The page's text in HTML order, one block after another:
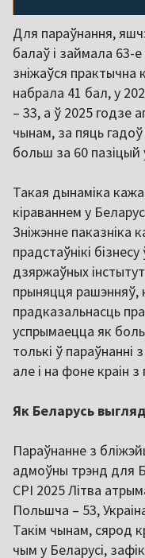
Для параўнання,
балаў і займала 63-
зніжаўся практычна
набрала 41 бал, у
– 33, а ў 2025 годзе
чынам, за пяць гадоў
больш за 60 пазіцый
Такая дынаміка
кіраваннем у
Зніжэнне паказніка
прадстаўнікі
дзяржаўных
прыняцця рашэнняў,
прадказальнасць
успрымаецца як
толькі ў
але і на фоне краін
Як Беларусь
Параўнанне з
адмоўны трэнд для
CPI 2025 Літва
Польшча – 53,
Такім чынам, сярод
чым у Беларусі,